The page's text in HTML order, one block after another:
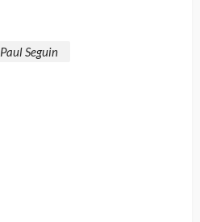
Paul Seguin